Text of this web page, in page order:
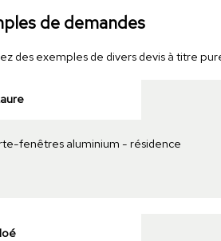
de demandes
des exemples de divers devis à titre
fenêtres aluminium - résidence